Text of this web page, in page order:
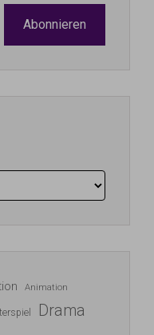
Abonnieren
Animation
Drama